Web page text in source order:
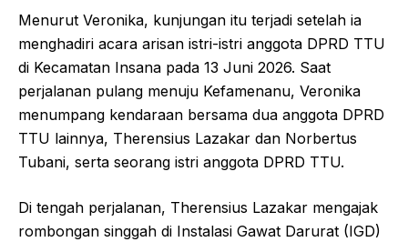
Menurut Veronika, kunjungan itu terjadi setelah ia
menghadiri acara arisan istri-istri anggota DPRD TTU
di Kecamatan Insana pada 13 Juni 2026. Saat
perjalanan pulang menuju Kefamenanu, Veronika
menumpang kendaraan bersama dua anggota DPRD
TTU lainnya, Therensius Lazakar dan Norbertus
Tubani, serta seorang istri anggota DPRD TTU.
Di tengah perjalanan, Therensius Lazakar mengajak
rombongan singgah di Instalasi Gawat Darurat (IGD)